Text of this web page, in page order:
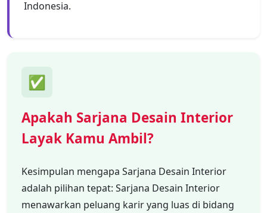
Indonesia.
✅
Apakah Sarjana Desain Interior
Layak Kamu Ambil?
Kesimpulan mengapa Sarjana Desain Interior
adalah pilihan tepat: Sarjana Desain Interior
menawarkan peluang karir yang luas di bidang